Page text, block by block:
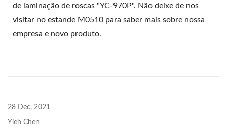
de laminação de roscas "YC-970P". Não deixe de nos
visitar no estande M0510 para saber mais sobre nossa
empresa e novo produto.
28 Dec, 2021
Yieh Chen